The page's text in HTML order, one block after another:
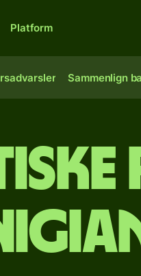
Platform
Sammenlign